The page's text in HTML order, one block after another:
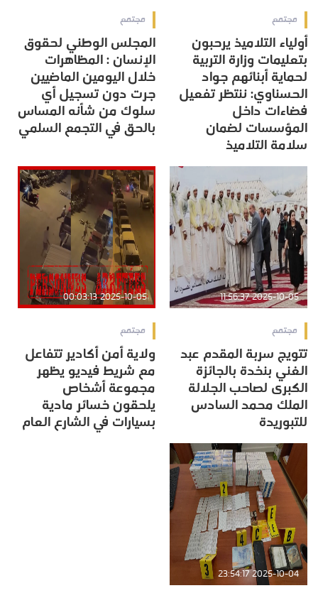
مجتمع
أولياء التلاميذ يرحبون
بتعليمات وزارة التربية
لحماية أبنائهم جواد
الحسناوي: ننتظر تفعيل
فضاءات داخل
المؤسسات لضمان
سلامة التلاميذ
مجتمع
المجلس الوطني لحقوق
الإنسان : المظاهرات
خلال اليومين الماضيين
جرت دون تسجيل أي
سلوك من شأنه المساس
بالحق في التجمع السلمي
2025-10-05 11:56:37
مجتمع
تتويج سربة المقدم عبد
الغني بنخدة بالجائزة
الكبرى لصاحب الجلالة
الملك محمد السادس
للتبوريدة
2025-10-05 00:03:13
مجتمع
ولاية أمن أكادير تتفاعل
مع شريط فيديو يظهر
مجموعة أشخاص
يلحقون خسائر مادية
بسيارات في الشارع العام
2025-10-04 23:54:17